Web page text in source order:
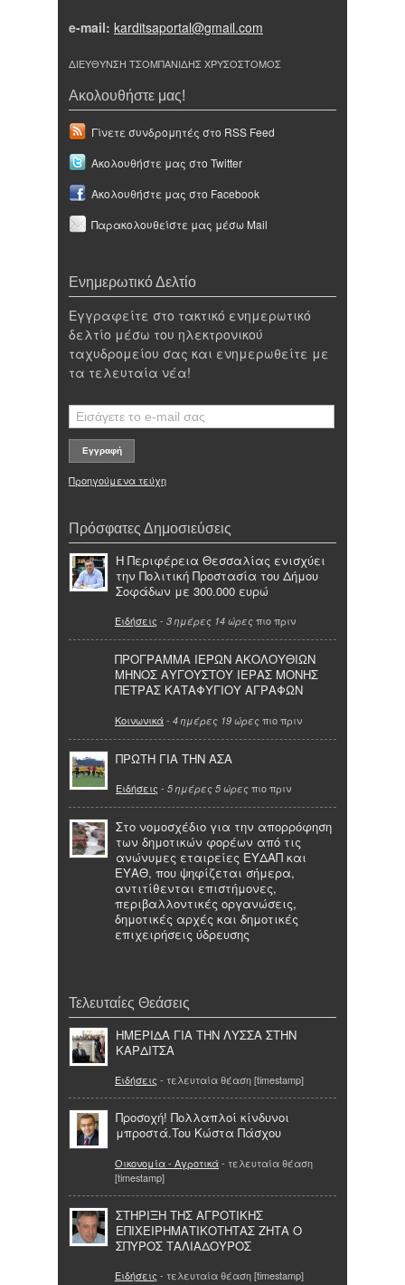
e-mail: karditsaportal@gmail.com
ΔΙΕΥΘΥΝΣΗ ΤΣΟΜΠΑΝΙΔΗΣ ΧΡΥΣΟΣΤΟΜΟΣ
Ακολουθήστε μας!
Γίνετε συνδρομητές στο RSS Feed
Ακολουθήστε μας στο Twitter
Ακολουθήστε μας στο Facebook
Παρακολουθείστε μας μέσω Mail
Ενημερωτικό Δελτίο
Εγγραφείτε στο τακτικό ενημερωτικό
δελτίο μέσω του ηλεκτρονικού
ταχυδρομείου σας και ενημερωθείτε με
τα τελευταία νέα!
Προηγούμενα τεύχη
Πρόσφατες Δημοσιεύσεις
Η Περιφέρεια Θεσσαλίας ενισχύει
την Πολιτική Προστασία του Δήμου
Σοφάδων με 300.000 ευρώ
Ειδήσεις - 3 ημέρες 14 ώρες πιο πριν
ΠΡΟΓΡΑΜΜΑ ΙΕΡΩΝ ΑΚΟΛΟΥΘΙΩΝ
ΜΗΝΟΣ ΑΥΓΟΥΣΤΟΥ ΙΕΡΑΣ ΜΟΝΗΣ
ΠΕΤΡΑΣ ΚΑΤΑΦΥΓΙΟΥ ΑΓΡΑΦΩΝ
Κοινωνικά- 4 ημέρες 19 ώρες πιο πριν
ΠΡΩΤΗ ΓΙΑ ΤΗΝ ΑΣΑ
Ειδήσεις - 5 ημέρες 5 ώρες πιο πριν
Στο νομοσχέδιο για την απορρόφηση
των δημοτικών φορέων από τις
ανώνυμες εταιρείες ΕΥΔΑΠ και
ΕΥΑΘ, που ψηφίζεται σήμερα,
αντιτίθενται επιστήμονες,
περιβαλλοντικές οργανώσεις,
δημοτικές αρχές και δημοτικές
επιχειρήσεις ύδρευσης
Τελευταίες Θεάσεις
ΗΜΕΡΙΔΑ ΓΙΑ ΤΗΝ ΛΥΣΣΑ ΣΤΗΝ
ΚΑΡΔΙΤΣΑ
Ειδήσεις - τελευταία θέαση [timestamp]
Προσοχή! Πολλαπλοί κίνδυνοι
μπροστά.Toυ Κώστα Πάσχου
Οικονομία - Αγροτικά- τελευταία θέαση
[timestamp]
ΣΤΗΡΙΞΗ ΤΗΣ ΑΓΡΟΤΙΚΗΣ
ΕΠΙΧΕΙΡΗΜΑΤΙΚΟΤΗΤΑΣ ΖΗΤΑ Ο
ΣΠΥΡΟΣ ΤΑΛΙΑΔΟΥΡΟΣ
Ειδήσεις - τελευταία θέαση [timestamp]